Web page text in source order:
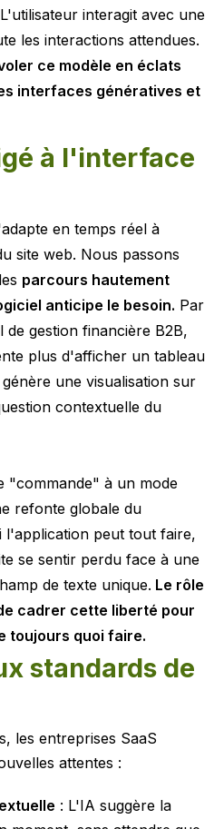
interagit avec une
les interactions attendues.
ce modèle en éclats
interfaces génératives et
à l'interface
en temps réel à
site web. Nous passons
parcours hautement
anticipe le besoin. Par
gestion financière B2B,
plus d'afficher un tableau
une visualisation sur
contextuelle du
"commande" à un mode
refonte globale du
l'application peut tout faire,
se sentir perdu face à une
de texte unique. Le rôle
cadrer cette liberté pour
toujours quoi faire.
standards de
les entreprises SaaS
attentes :
: L'IA suggère la